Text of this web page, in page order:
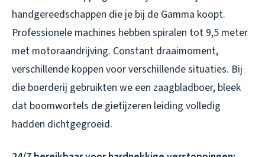
handgereedschappen die je bij de Gamma koopt.
Professionele machines hebben spiralen tot 9,5 meter
met motoraandrijving. Constant draaimoment,
verschillende koppen voor verschillende situaties. Bij
die boerderij gebruikten we een zaagbladboer, bleek
dat boomwortels de gietijzeren leiding volledig
hadden dichtgegroeid.